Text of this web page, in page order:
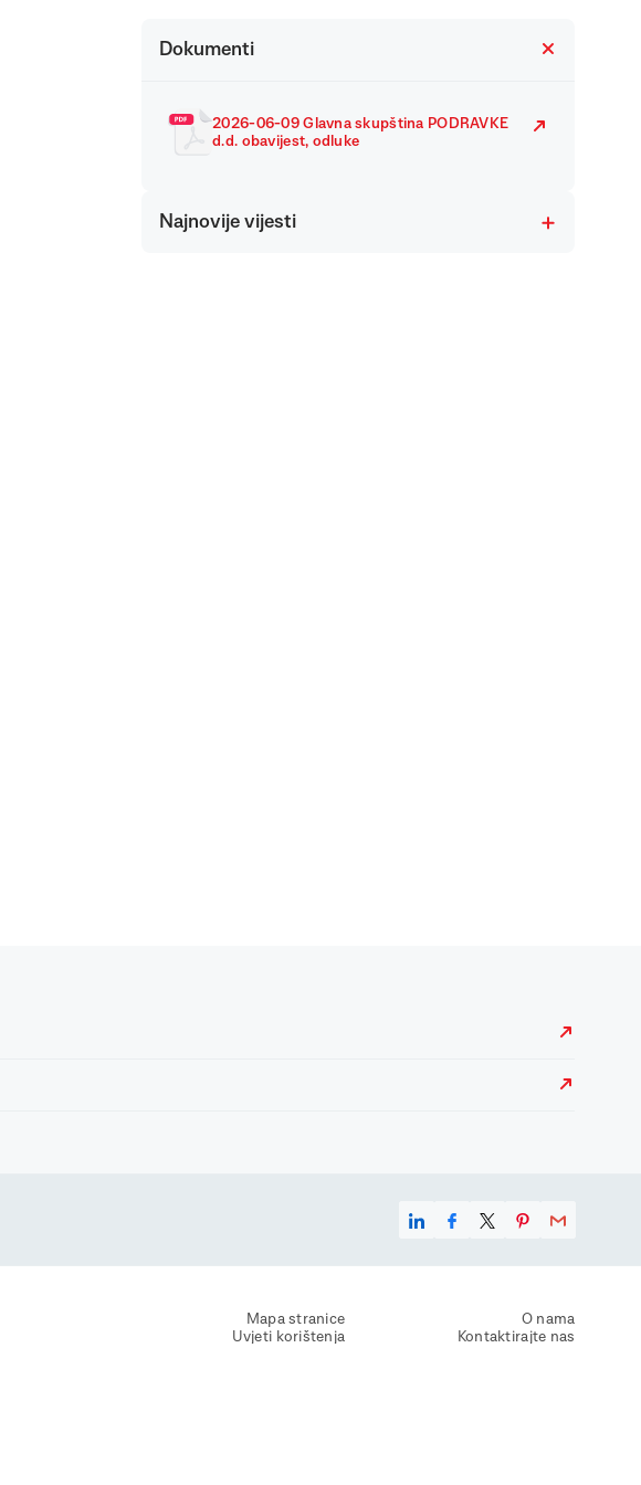
Dokumenti
2026-06-09 Glavna skupština PODRAVKE
d.d. obavijest, odluke
Najnovije vijesti
Mapa stranice
Uvjeti korištenja
O nama
Kontaktirajte nas